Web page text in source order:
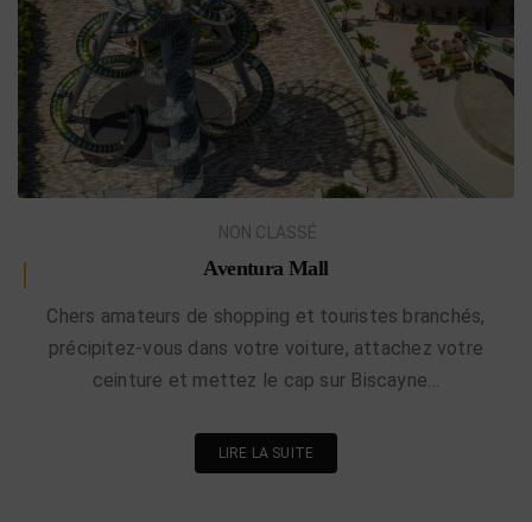
NON CLASSÉ
Aventura Mall
Chers amateurs de shopping et touristes branchés,
précipitez-vous dans votre voiture, attachez votre
ceinture et mettez le cap sur Biscayne…
LIRE LA SUITE